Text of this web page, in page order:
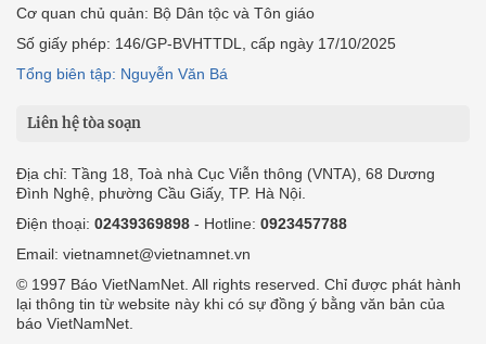
Cơ quan chủ quản: Bộ Dân tộc và Tôn giáo
Số giấy phép: 146/GP-BVHTTDL, cấp ngày 17/10/2025
Tổng biên tập: Nguyễn Văn Bá
Liên hệ tòa soạn
Địa chỉ: Tầng 18, Toà nhà Cục Viễn thông (VNTA), 68 Dương
Đình Nghệ, phường Cầu Giấy, TP. Hà Nội.
Điện thoại: 02439369898 - Hotline: 0923457788
Email: vietnamnet@vietnamnet.vn
© 1997 Báo VietNamNet. All rights reserved. Chỉ được phát hành
lại thông tin từ website này khi có sự đồng ý bằng văn bản của
báo VietNamNet.